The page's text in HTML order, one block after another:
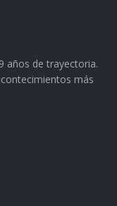
años de trayectoria.
más